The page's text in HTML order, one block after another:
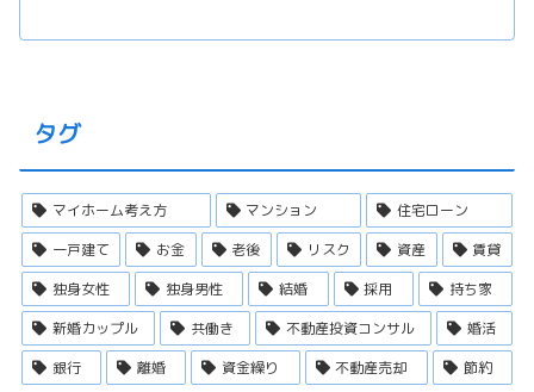
タグ
マイホーム考え方 マンション
住宅ローン
一戸建て
お金 老後 リスク 資産
賃貸
独身女性
独身男性 結婚 採用
持ち家
新婚カップル
共働き 不動産投資コンサル
婚活
銀行
離婚 資金繰り 不動産売却 節約